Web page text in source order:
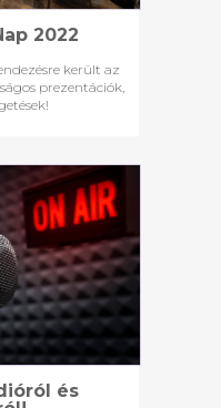
2022
került az
prezentációk,
és